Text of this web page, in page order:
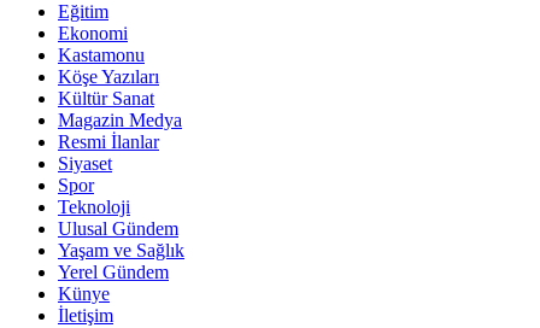
Eğitim
Ekonomi
Kastamonu
Köşe Yazıları
Kültür Sanat
Magazin Medya
Resmi İlanlar
Siyaset
Spor
Teknoloji
Ulusal Gündem
Yaşam ve Sağlık
Yerel Gündem
Künye
İletişim